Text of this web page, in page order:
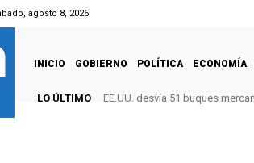
agosto 8, 2026
INICIO GOBIERNO POLÍTICA ECONOMÍA
LO ÚLTIMO EE.UU. desvía 51 buques